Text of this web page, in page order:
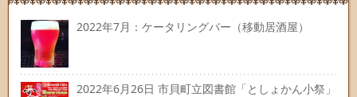
2022年7月：ケータリングバー（移動居酒屋）
2022年6月26日 市貝町立図書館「としょかん小祭」